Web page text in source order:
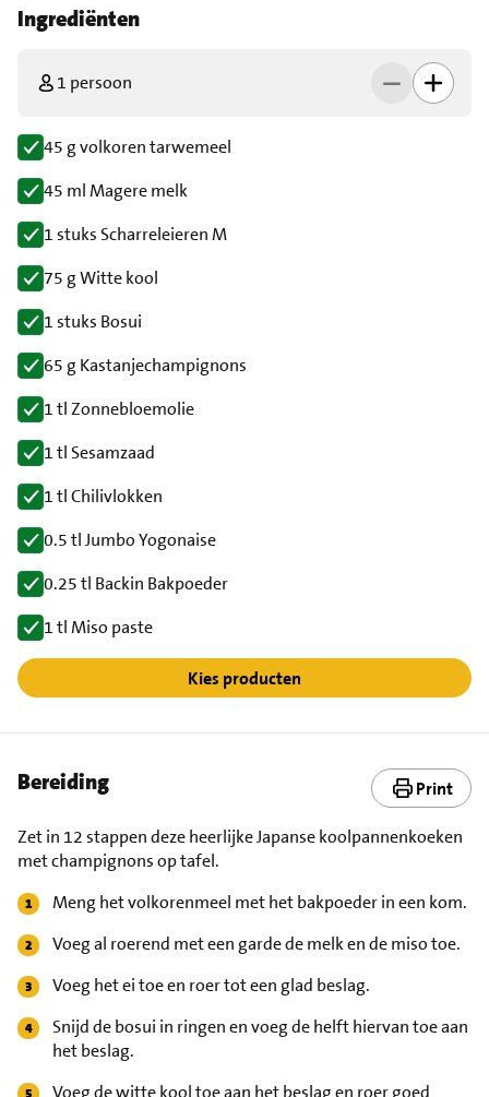
Ingrediënten
1 persoon
45 g volkoren tarwemeel
45 ml Magere melk
1 stuks Scharreleieren M
75 g Witte kool
1 stuks Bosui
65 g Kastanjechampignons
1 tl Zonnebloemolie
1 tl Sesamzaad
1 tl Chilivlokken
0.5 tl Jumbo Yogonaise
0.25 tl Backin Bakpoeder
1 tl Miso paste
Kies producten
Bereiding Print
Zet in 12 stappen deze heerlijke Japanse koolpannenkoeken
met champignons op tafel.
Meng het volkorenmeel met het bakpoeder in een kom.
Voeg al roerend met een garde de melk en de miso toe.
Voeg het ei toe en roer tot een glad beslag.
Snijd de bosui in ringen en voeg de helft hiervan toe aan
het beslag.
Voeg de witte kool toe aan het beslag en roer goed